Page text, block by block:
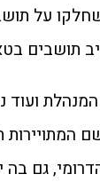
על
תושבים
ועוד
גם